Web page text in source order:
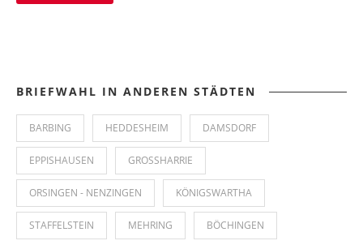
BRIEFWAHL IN ANDEREN STÄDTEN
BARBING HEDDESHEIM DAMSDORF
EPPISHAUSEN GROSSHARRIE
ORSINGEN - NENZINGEN KÖNIGSWARTHA
STAFFELSTEIN MEHRING BÖCHINGEN